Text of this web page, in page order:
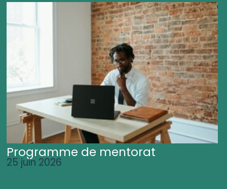
Programme de mentorat
25 juin 2026